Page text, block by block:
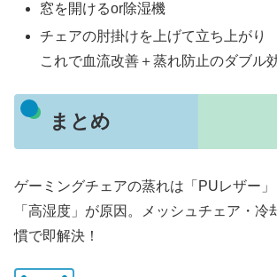
窓を開けるor除湿機
チェアの肘掛けを上げて立ち上がり
これで血流改善＋蒸れ防止のダブル
まとめ
ゲーミングチェアの蒸れは「PUレザー」
「高湿度」が原因。
メッシュチェア・冷
慣で即解決！